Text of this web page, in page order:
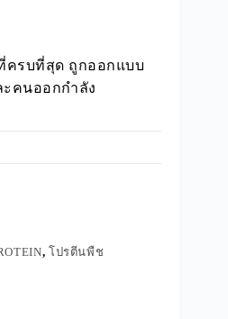
ครบที่สุด ถูกออกแบบ
คนออกกำลัง
, โปรตีนพืช